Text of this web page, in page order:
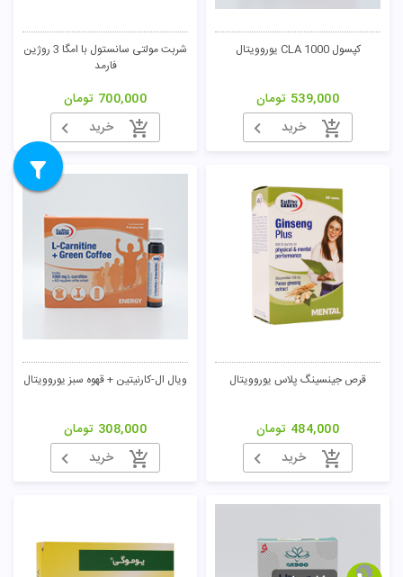
کپسول CLA 1000 یوروویتال
539,000 تومان
خرید
شربت مولتی سانستول با امگا 3 روژین
فارمد
700,000 تومان
خرید
قرص جینسینگ پلاس یوروویتال
484,000 تومان
خرید
ویال ال-کارنیتین + قهوه سبز یوروویتال
308,000 تومان
خرید